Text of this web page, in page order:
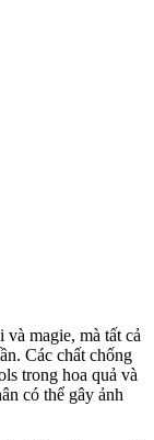
magie, mà tất cả
Các chất chống
trong hoa quả và
có thể gây ảnh